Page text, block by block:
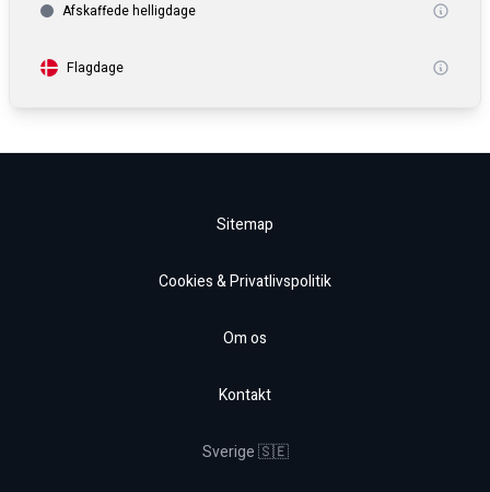
Afskaffede helligdage
Flagdage
Sitemap
Cookies & Privatlivspolitik
Om os
Kontakt
Sverige 🇸🇪